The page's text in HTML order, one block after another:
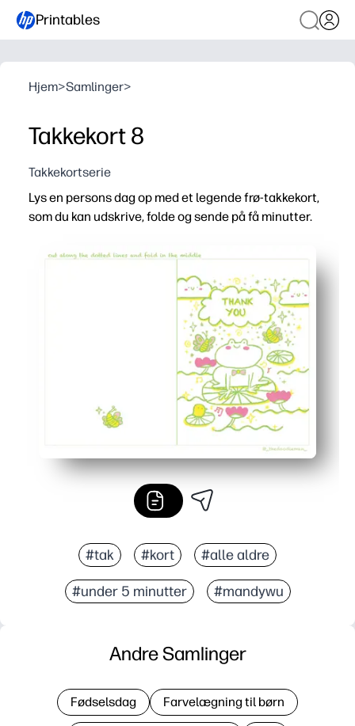
Printables
Hjem>Samlinger>
Takkekort 8
Takkekortserie
Lys en persons dag op med et legende frø-takkekort,
som du kan udskrive, folde og sende på få minutter.
Bekvemmelighed uden forberedelse - du skal bare
Engagerer børn - den venlige frø gør det sjovt og nemt
Klasseværelsesvenlig - perfekt til hurtige
Tilpas på få sekunder - håndskriv en besked, eller
#tak #kort #alle aldre
#under 5 minutter #mandywu
Andre Samlinger
Fødselsdag Farvelægning til børn